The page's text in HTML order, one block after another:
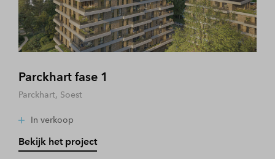
Parckhart fase 1
Parckhart, Soest
In verkoop
Bekijk het project